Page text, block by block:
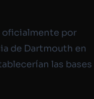
oficialmente por
de Dartmouth en
las bases